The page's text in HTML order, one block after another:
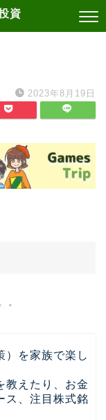
資
2023年8月19日
）を家族で楽し
教えたり、お金
ス、注目株式銘